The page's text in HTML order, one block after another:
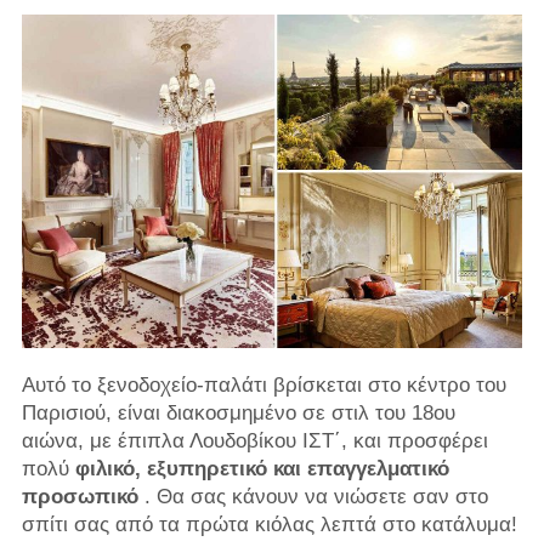
Αυτό το ξενοδοχείο-παλάτι βρίσκεται στο κέντρο του
Παρισιού, είναι διακοσμημένο σε στιλ του 18ου
αιώνα, με έπιπλα Λουδοβίκου ΙΣΤ΄, και προσφέρει
πολύ φιλικό, εξυπηρετικό και επαγγελματικό
προσωπικό. Θα σας κάνουν να νιώσετε σαν στο
σπίτι σας από τα πρώτα κιόλας λεπτά στο κατάλυμα!